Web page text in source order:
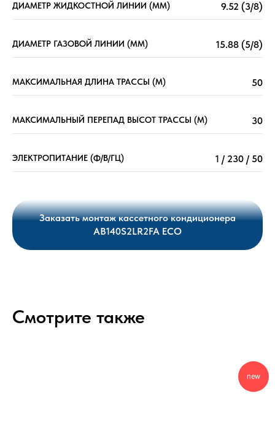
ДИАМЕТР ЖИДКОСТНОЙ ЛИНИИ (ММ) 9.52 (3/8)
ДИАМЕТР ГАЗОВОЙ ЛИНИИ (ММ) 15.88 (5/8)
МАКСИМАЛЬНАЯ ДЛИНА ТРАССЫ (М) 50
МАКСИМАЛЬНЫЙ ПЕРЕПАД ВЫСОТ ТРАССЫ (М) 30
ЭЛЕКТРОПИТАНИЕ (Ф/В/ГЦ) 1 / 230 / 50
Заказать монтаж кассетного кондиционера
AB140S2LR2FA ECO
Смотрите также
new